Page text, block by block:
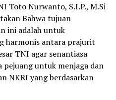
Toto Nurwanto, S.I.P., M.Si
Bahwa tujuan
ini adalah untuk
harmonis antara prajurit
TNI agar senantiasa
untuk menjaga dan
NKRI yang berdasarkan